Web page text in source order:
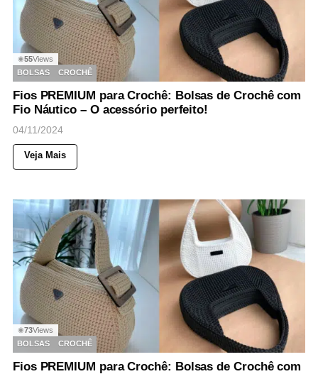
◉55Views
BOLSAS
CROCHÊ
Fios PREMIUM para Crochê: Bolsas de Crochê com
Fio Náutico – O acessório perfeito!
04/11/2024
Veja Mais
◉73Views
BOLSAS
CROCHÊ
Fios PREMIUM para Crochê: Bolsas de Crochê com